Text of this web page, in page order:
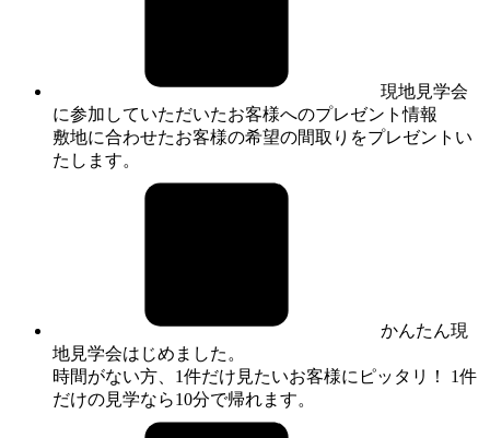
現地見学会
に参加していただいたお客様へのプレゼント情報
敷地に合わせたお客様の希望の間取りをプレゼントい
たします。
かんたん現
地見学会はじめました。
時間がない方、1件だけ見たいお客様にピッタリ！ 1件
だけの見学なら10分で帰れます。